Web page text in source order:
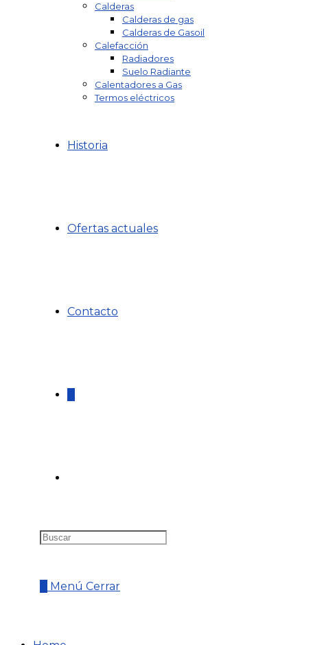
Calderas
Calderas de gas
Calderas de Gasoil
Calefacción
Radiadores
Suelo Radiante
Calentadores a Gas
Termos eléctricos
Historia
Ofertas actuales
Contacto
Menú Cerrar